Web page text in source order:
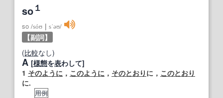
so１
so /sóʊ sˈəʊ/
【副詞】
(比較なし)
A [様態を表わして]
1 そのように ， このように ， そのとおり に， このとおり
に.
用例